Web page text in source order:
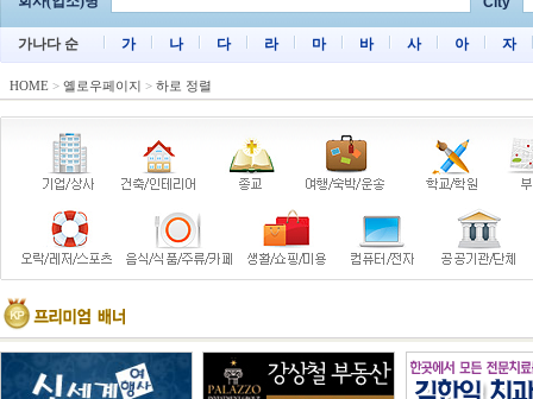
가나다 순 가 나 다 라 마 바 사 아 자
HOME > 옐로우페이지 > 하로 정렬